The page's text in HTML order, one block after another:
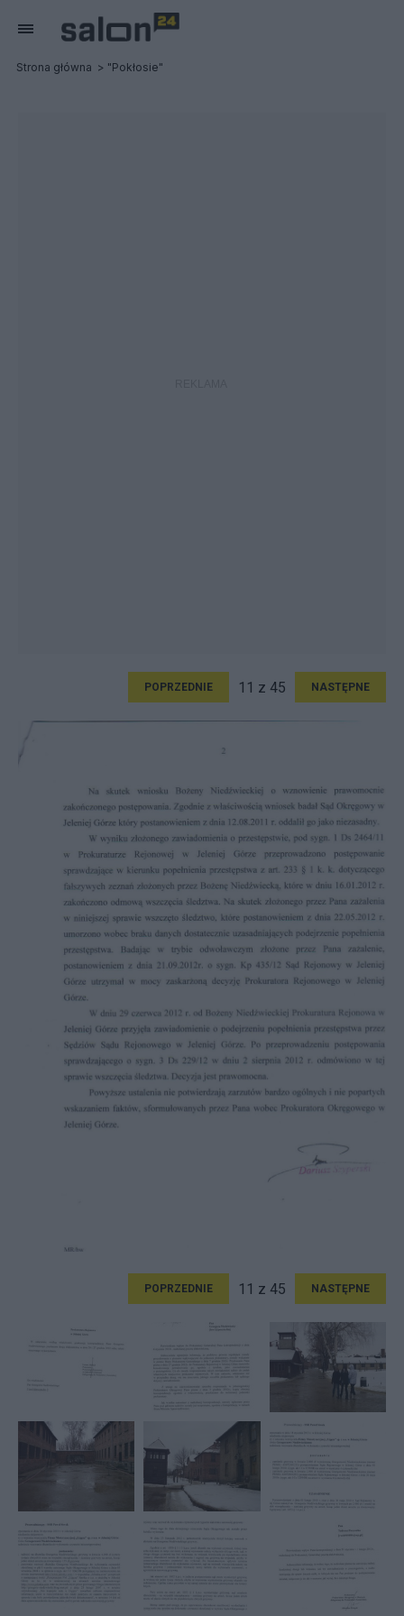
Strona główna "Pokłosie"
POPRZEDNIE 11 z 45 NASTĘPNE
POPRZEDNIE 11 z 45 NASTĘPNE